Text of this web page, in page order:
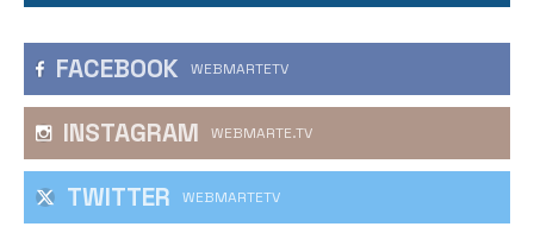
FACEBOOK WEBMARTETV
INSTAGRAM WEBMARTE.TV
TWITTER WEBMARTETV